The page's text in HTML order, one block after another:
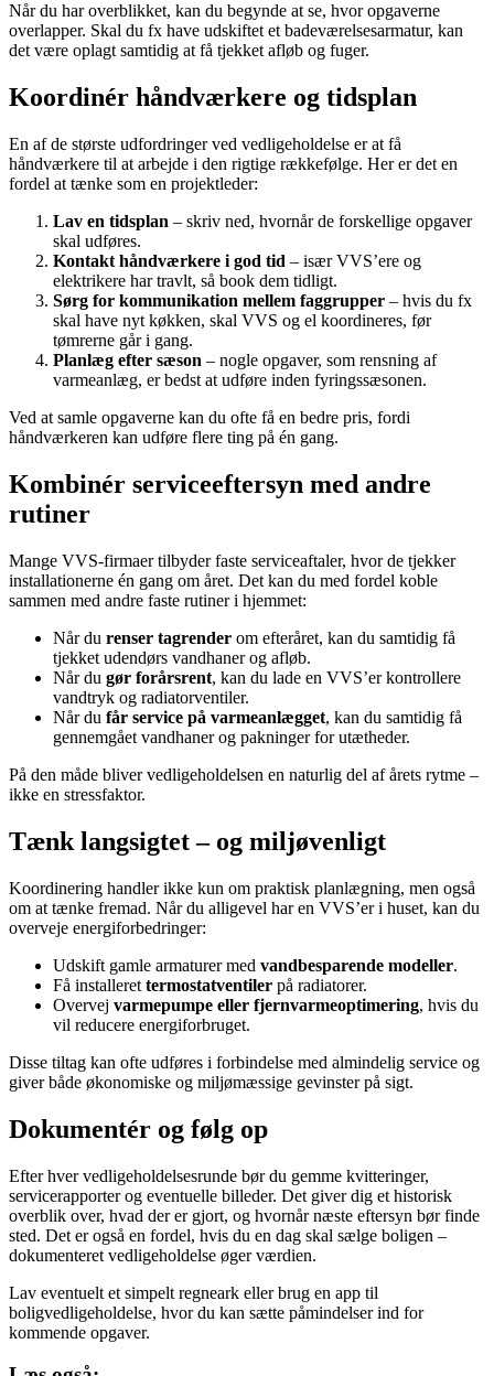
Når du har overblikket, kan du begynde at se, hvor opgaverne
overlapper. Skal du fx have udskiftet et badeværelsesarmatur, kan
det være oplagt samtidig at få tjekket afløb og fuger.
Koordinér håndværkere og tidsplan
En af de største udfordringer ved vedligeholdelse er at få
håndværkere til at arbejde i den rigtige rækkefølge. Her er det en
fordel at tænke som en projektleder:
Lav en tidsplan – skriv ned, hvornår de forskellige opgaver
skal udføres.
Kontakt håndværkere i god tid – især VVS’ere og
elektrikere har travlt, så book dem tidligt.
Sørg for kommunikation mellem faggrupper – hvis du fx
skal have nyt køkken, skal VVS og el koordineres, før
tømrerne går i gang.
Planlæg efter sæson – nogle opgaver, som rensning af
varmeanlæg, er bedst at udføre inden fyringssæsonen.
Ved at samle opgaverne kan du ofte få en bedre pris, fordi
håndværkeren kan udføre flere ting på én gang.
Kombinér serviceeftersyn med andre
rutiner
Mange VVS-firmaer tilbyder faste serviceaftaler, hvor de tjekker
installationerne én gang om året. Det kan du med fordel koble
sammen med andre faste rutiner i hjemmet:
Når du renser tagrender om efteråret, kan du samtidig få
tjekket udendørs vandhaner og afløb.
Når du gør forårsrent, kan du lade en VVS’er kontrollere
vandtryk og radiatorventiler.
Når du får service på varmeanlægget, kan du samtidig få
gennemgået vandhaner og pakninger for utætheder.
På den måde bliver vedligeholdelsen en naturlig del af årets rytme –
ikke en stressfaktor.
Tænk langsigtet – og miljøvenligt
Koordinering handler ikke kun om praktisk planlægning, men også
om at tænke fremad. Når du alligevel har en VVS’er i huset, kan du
overveje energiforbedringer:
Udskift gamle armaturer med vandbesparende modeller.
Få installeret termostatventiler på radiatorer.
Overvej varmepumpe eller fjernvarmeoptimering, hvis du
vil reducere energiforbruget.
Disse tiltag kan ofte udføres i forbindelse med almindelig service og
giver både økonomiske og miljømæssige gevinster på sigt.
Dokumentér og følg op
Efter hver vedligeholdelsesrunde bør du gemme kvitteringer,
servicerapporter og eventuelle billeder. Det giver dig et historisk
overblik over, hvad der er gjort, og hvornår næste eftersyn bør finde
sted. Det er også en fordel, hvis du en dag skal sælge boligen –
dokumenteret vedligeholdelse øger værdien.
Lav eventuelt et simpelt regneark eller brug en app til
boligvedligeholdelse, hvor du kan sætte påmindelser ind for
kommende opgaver.